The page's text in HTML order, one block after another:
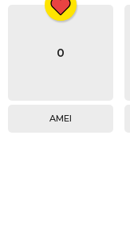
0
AMEI